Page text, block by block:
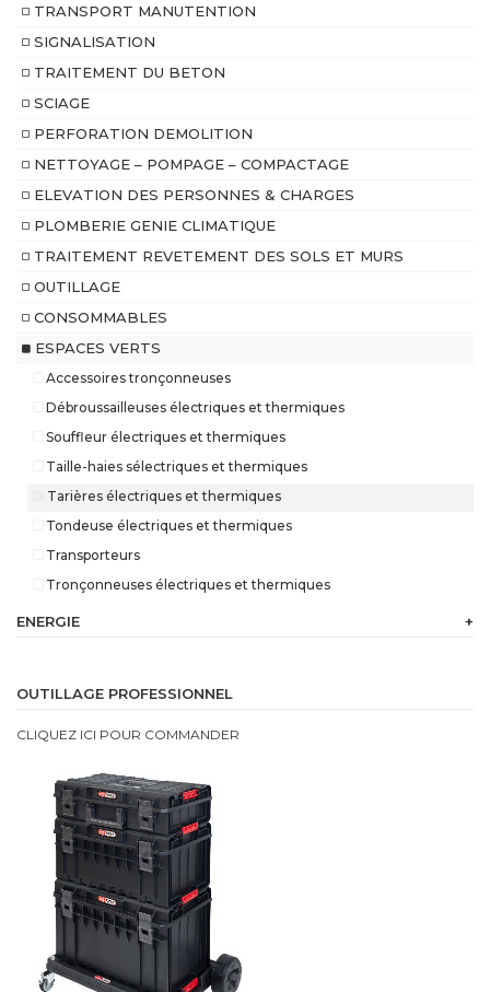
TRANSPORT MANUTENTION
SIGNALISATION
TRAITEMENT DU BETON
SCIAGE
PERFORATION DEMOLITION
NETTOYAGE – POMPAGE – COMPACTAGE
ELEVATION DES PERSONNES & CHARGES
PLOMBERIE GENIE CLIMATIQUE
TRAITEMENT REVETEMENT DES SOLS ET MURS
OUTILLAGE
CONSOMMABLES
ESPACES VERTS
Accessoires tronçonneuses
Débroussailleuses électriques et thermiques
Souffleur électriques et thermiques
Taille-haies sélectriques et thermiques
Tarières électriques et thermiques
Tondeuse électriques et thermiques
Transporteurs
Tronçonneuses électriques et thermiques
ENERGIE +
intégrée
Energie
OUTILLAGE PROFESSIONNEL
CLIQUEZ ICI POUR COMMANDER